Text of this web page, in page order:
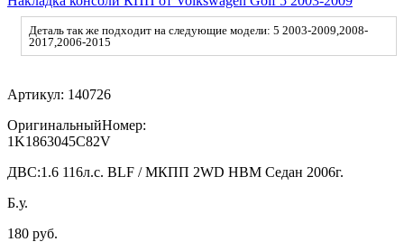
Деталь так же подходит на следующие модели: 5 2003-2009,2008-
2017,2006-2015
Артикул: 140726
ОригинальныйНомер:
1K1863045C82V
ДВС:1.6 116л.с. BLF / МКПП 2WD HBM Седан 2006г.
Б.у.
180 руб.